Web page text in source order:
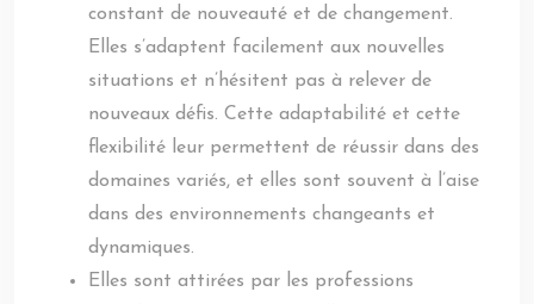
constant de nouveauté et de changement.
Elles s’adaptent facilement aux nouvelles
situations et n’hésitent pas à relever de
nouveaux défis. Cette adaptabilité et cette
flexibilité leur permettent de réussir dans des
domaines variés, et elles sont souvent à l’aise
dans des environnements changeants et
dynamiques.
Elles sont attirées par les professions